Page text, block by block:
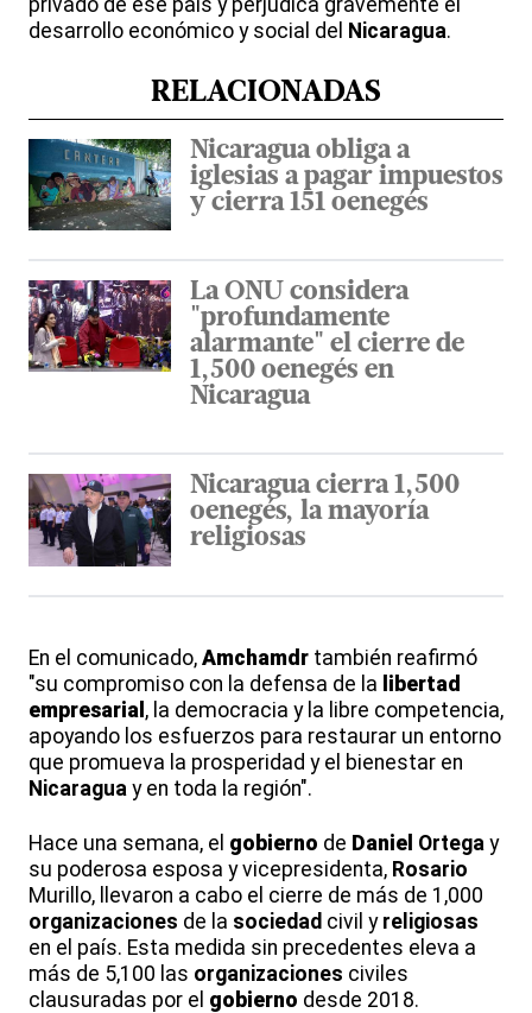
privado de ese país y perjudica gravemente el
desarrollo económico y social del Nicaragua.
RELACIONADAS
Nicaragua obliga a
iglesias a pagar impuestos
y cierra 151 oenegés
La ONU considera
"profundamente
alarmante" el cierre de
1,500 oenegés en
Nicaragua
Nicaragua cierra 1,500
oenegés, la mayoría
religiosas
En el comunicado, Amchamdr también reafirmó
"su compromiso con la defensa de la libertad
empresarial , la democracia y la libre competencia,
apoyando los esfuerzos para restaurar un entorno
que promueva la prosperidad y el bienestar en
Nicaragua y en toda la región".
Hace una semana, el gobierno de Daniel Ortega y
su poderosa esposa y vicepresidenta, Rosario
Murillo, llevaron a cabo el cierre de más de 1,000
organizaciones de la sociedad civil y religiosas
en el país. Esta medida sin precedentes eleva a
más de 5,100 las organizaciones civiles
clausuradas por el gobierno desde 2018.